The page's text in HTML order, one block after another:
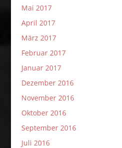
Mai 2017
April 2017
März 2017
Februar 2017
Januar 2017
Dezember 2016
November 2016
Oktober 2016
September 2016
Juli 2016